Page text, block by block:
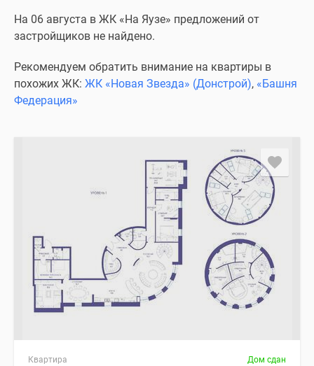
На 06 августа в ЖК «На Яузе» предложений от
застройщиков не найдено.
Рекомендуем обратить внимание на квартиры в
похожих ЖК: ЖК «Новая Звезда» (Донстрой), «Башня
Федерация»
Квартира Дом сдан